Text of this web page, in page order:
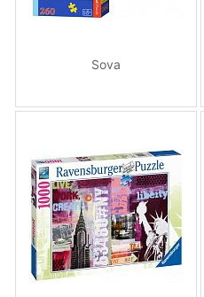
Sova